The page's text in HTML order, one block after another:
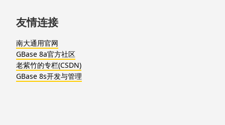
友情连接
南大通用官网
GBase 8a官方社区
老紫竹的专栏(CSDN)
GBase 8s开发与管理